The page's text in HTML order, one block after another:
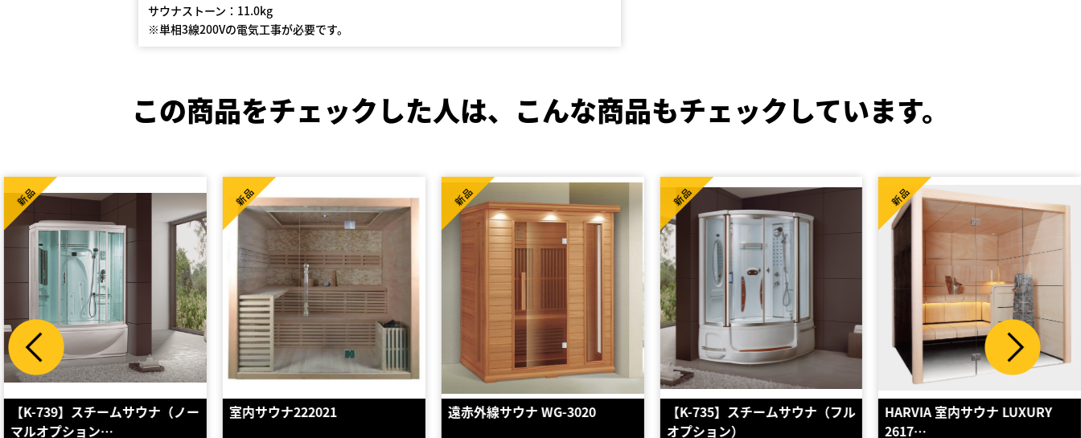
サウナストーン：11.0kg
※単相3線200Vの電気工事が必要です。
この商品をチェックした人は、 こんな商品もチェックしています。
ノー 室内サウナ222021
新品
遠赤外線サウナ WG-3020
新品
【K-735】スチームサウナ（フル
新品
HARVIA 室内サウナ LUXURY
2617…
新品
【K-741】スチームサウ
新品